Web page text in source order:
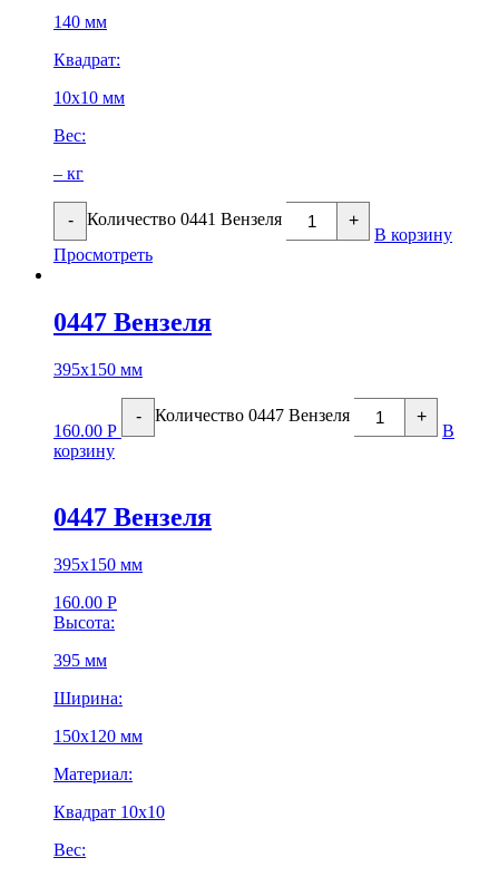
140 мм
Квадрат:
10х10 мм
Вес:
– кг
- Количество 0441 Вензеля +
В корзину
Просмотреть
0447 Вензеля
395х150 мм
160.00 Р
- Количество 0447 Вензеля +
В
корзину
0447 Вензеля
395х150 мм
160.00 Р
Высота:
395 мм
Ширина:
150х120 мм
Материал:
Квадрат 10х10
Вес: